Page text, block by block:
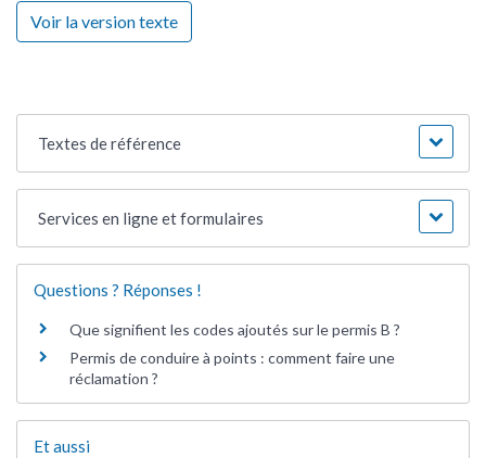
Voir la version texte
Textes de référence
Services en ligne et formulaires
Questions ? Réponses !
Que signifient les codes ajoutés sur le permis B ?
Permis de conduire à points : comment faire une
réclamation ?
Et aussi